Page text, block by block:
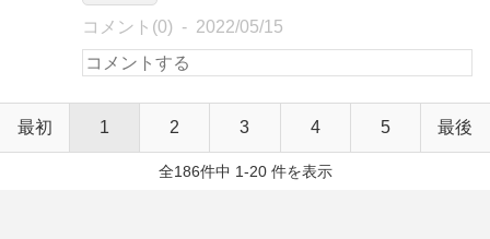
コメント(0) 2022/05/15
最初 1 2 3 4 5 最後
全186件中 1-20 件を表示